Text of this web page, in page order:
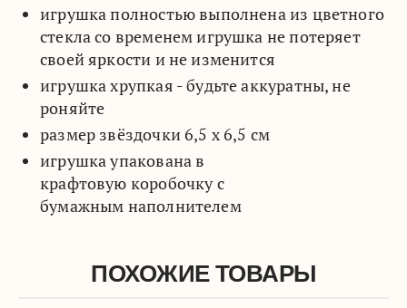
игрушка полностью выполнена из цветного
стекла со временем игрушка не потеряет
своей яркости и не изменится
игрушка хрупкая - будьте аккуратны, не
роняйте
размер звёздочки 6,5 х 6,5 см
игрушка упакована в
крафтовую коробочку с
бумажным наполнителем
ПОХОЖИЕ ТОВАРЫ